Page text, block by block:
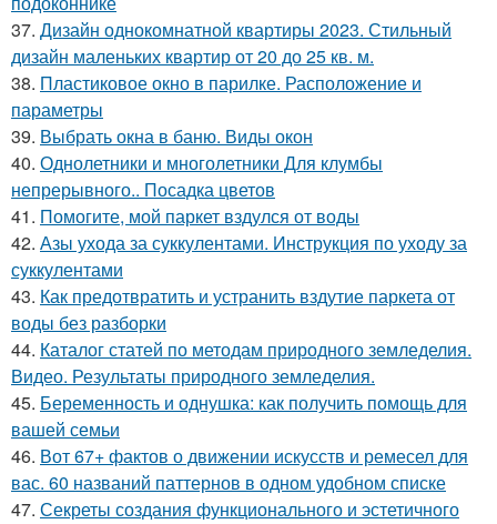
37. Дизайн однокомнатной квартиры 2023. Стильный
дизайн маленьких квартир от 20 до 25 кв. м.
38. Пластиковое окно в парилке. Расположение и
параметры
39. Выбрать окна в баню. Виды окон
40. Однолетники и многолетники Для клумбы
непрерывного.. Посадка цветов
41. Помогите, мой паркет вздулся от воды
42. Азы ухода за суккулентами. Инструкция по уходу за
суккулентами
43. Как предотвратить и устранить вздутие паркета от
воды без разборки
44. Каталог статей по методам природного земледелия.
Видео. Результаты природного земледелия.
45. Беременность и однушка: как получить помощь для
вашей семьи
46. Вот 67+ фактов о движении искусств и ремесел для
вас. 60 названий паттернов в одном удобном списке
47. Секреты создания функционального и эстетичного